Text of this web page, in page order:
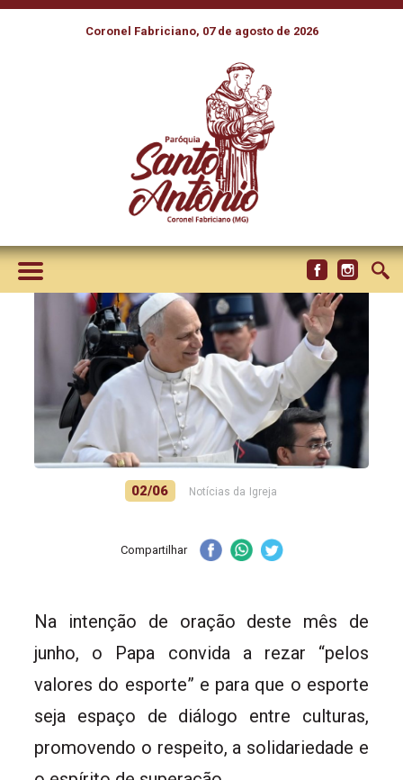
Coronel Fabriciano, 07 de agosto de 2026
LEÃO XIV: QUE O ESPORTE
SEJA ESCOLA DE
FRATERNIDADE E
INSTRUMENTO DE PAZ
02/06 Notícias da Igreja
Compartilhar
Na intenção de oração deste mês de
junho, o Papa convida a rezar “pelos
valores do esporte” e para que o esporte
seja espaço de diálogo entre culturas,
promovendo o respeito, a solidariedade e